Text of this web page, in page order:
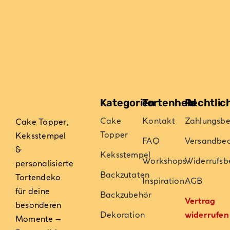
Cake Topper,
Keksstempel
&
personalisierte
Tortendeko
für deine
besonderen
Momente –
Kategorien
Cake
Topper
Keksstempel
Backzutaten
Backzubehör
Dekoration
Tortenheld
Kontakt
FAQ
Workshops
InspirationAGB
Vertrag
widerrufen